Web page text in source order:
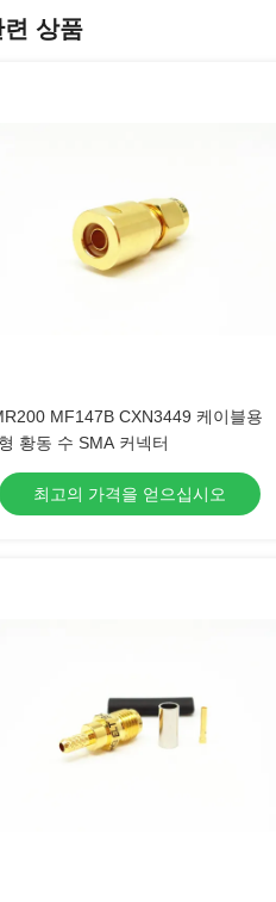
련 상품
MF147B CXN3449 케이블용
황동 수 SMA 커넥터
최고의 가격을 얻으십시오